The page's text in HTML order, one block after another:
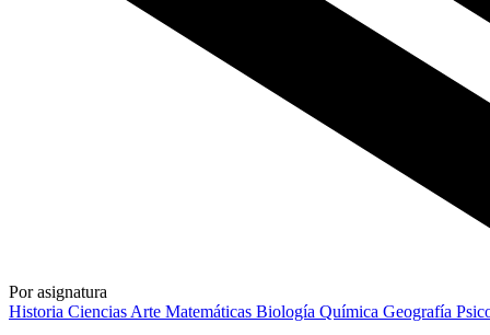
Por asignatura
Historia Ciencias Arte Matemáticas Biología Química Geografía